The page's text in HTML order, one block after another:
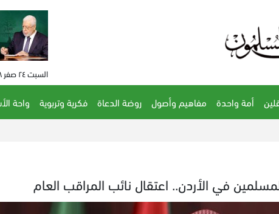
السبت ٢٤ صفر ١٤٤٨ هـ - 8 أغسطس 2026 م - الساعة 12:35 م
أمة واحدة مفاهيم وأصول روضة الدعاة فكرية وتربوية واحة
في الأردن.. اعتقال نائب المراقب العام